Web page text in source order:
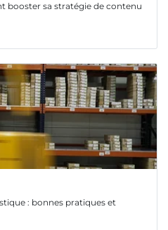
booster sa stratégie de contenu
: bonnes pratiques et